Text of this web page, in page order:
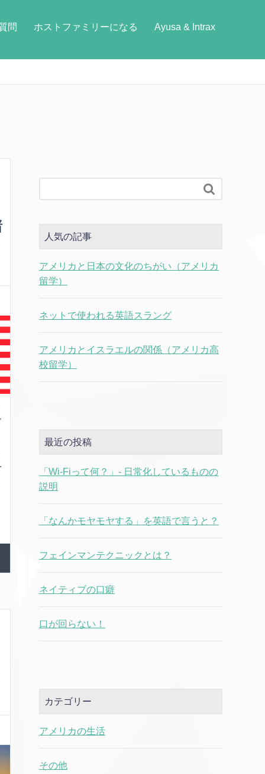
問 ホストファミリーになる Ayusa & Intrax

人気の記事
アメリカと日本の文化のちがい（アメリカ
留学）
ネットで使われる英語スラング
アメリカとイスラエルの関係（アメリカ高
校留学）
最近の投稿
「Wi-Fiって何？」- 日常化しているものの
説明
「なんかモヤモヤする」を英語で言うと？
フェインマンテクニックとは？
ネイティブの口癖
口が回らない！
カテゴリー
アメリカの生活
その他